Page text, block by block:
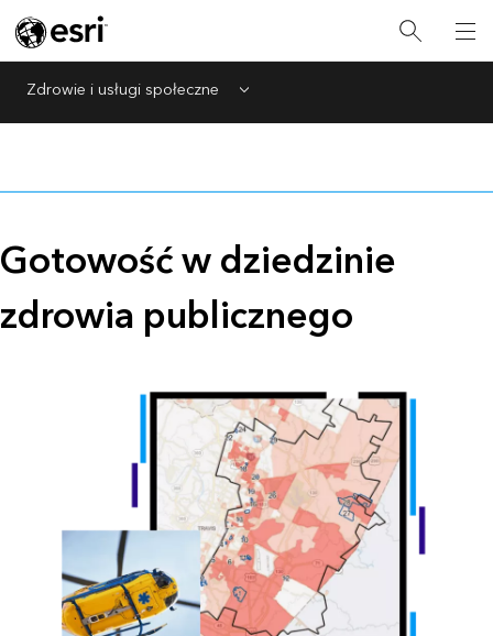
Zdrowie i usługi społeczne Menu
Gotowość w dziedzinie
zdrowia publicznego